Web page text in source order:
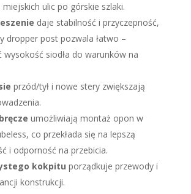
ulic po górskie szlaki.
daje stabilność i przyczepność,
dropper post pozwala łatwo –
wysokość siodła do warunków na
przód/tył i nowe stery zwiększają
umożliwiają montaż opon w
co przekłada się na lepszą
i odporność na przebicia.
kokpitu porządkuje przewody i
konstrukcji.